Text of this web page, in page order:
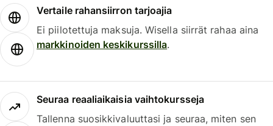
Vertaile rahansiirron tarjoajia
Ei piilotettuja maksuja. Wisella siirrät rahaa aina
markkinoiden keskikurssilla.
Seuraa reaaliaikaisia vaihtokursseja
Tallenna suosikkivaluuttasi ja seuraa, miten sen